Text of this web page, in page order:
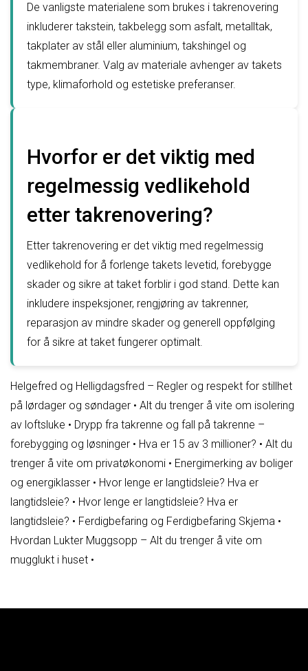
De vanligste materialene som brukes i takrenovering
inkluderer takstein, takbelegg som asfalt, metalltak,
takplater av stål eller aluminium, takshingel og
takmembraner. Valg av materiale avhenger av takets
type, klimaforhold og estetiske preferanser.
Hvorfor er det viktig med
regelmessig vedlikehold
etter takrenovering?
Etter takrenovering er det viktig med regelmessig
vedlikehold for å forlenge takets levetid, forebygge
skader og sikre at taket forblir i god stand. Dette kan
inkludere inspeksjoner, rengjøring av takrenner,
reparasjon av mindre skader og generell oppfølging
for å sikre at taket fungerer optimalt.
Helgefred og Helligdagsfred – Regler og respekt for stillhet
på lørdager og søndager • Alt du trenger å vite om isolering
av loftsluke • Drypp fra takrenne og fall på takrenne –
forebygging og løsninger • Hva er 15 av 3 millioner? • Alt du
trenger å vite om privatøkonomi • Energimerking av boliger
og energiklasser • Hvor lenge er langtidsleie? Hva er
langtidsleie? • Hvor lenge er langtidsleie? Hva er
langtidsleie? • Ferdigbefaring og Ferdigbefaring Skjema •
Hvordan Lukter Muggsopp – Alt du trenger å vite om
mugglukt i huset •